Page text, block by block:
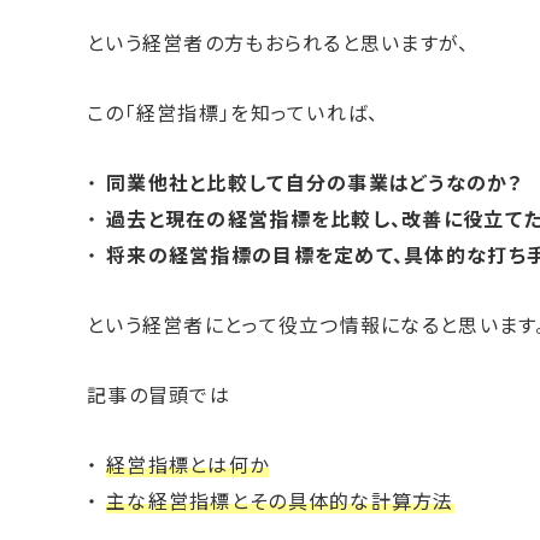
という経営者の方もおられると思いますが、
この「経営指標」を知っていれば、
同業他社と比較して自分の事業はどうなのか？
過去と現在の経営指標を比較し、改善に役立て
将来の経営指標の目標を定めて、具体的な打ち
という経営者にとって役立つ情報になると思います
記事の冒頭では
経営指標とは何か
主な経営指標とその具体的な計算方法